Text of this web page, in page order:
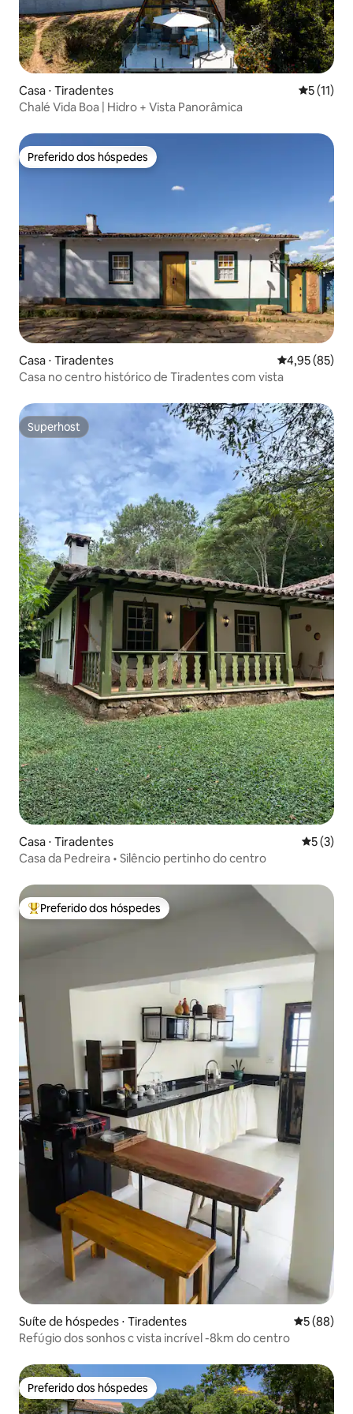
Casa ⋅ Tiradentes 5 de uma
5 (11)
Chalé Vida Boa | Hidro + Vista Panorâmica
Preferido dos hóspedes
Preferido dos hóspedes
Casa ⋅ Tiradentes 4,95 de uma
4,95 (85)
Casa no centro histórico de Tiradentes com vista
Superhost
Superhost
Casa ⋅ Tiradentes 5 de
5 (3)
Casa da Pedreira • Silêncio pertinho do centro
Entre os melhores preferidos dos hóspedes
Preferido dos hóspedes
Suíte de hóspedes ⋅ Tiradentes 5 de uma
5 (88)
Refúgio dos sonhos c vista incrível -8km do centro
Preferido dos hóspedes
Preferido dos hóspedes